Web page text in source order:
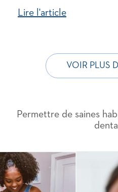
Lire l'article
VOIR PLUS
Permettre de saines